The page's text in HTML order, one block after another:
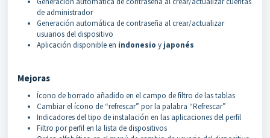
de administrador
Generación automática de contraseña al crear/actualizar
usuarios del dispositivo
Aplicación disponible en indonesio y japonés
Mejoras
Ícono de borrado añadido en el campo de filtro de las tablas
Cambiar el ícono de “refrescar” por la palabra “Refrescar”
Indicadores del tipo de instalación en las aplicaciones del perfil
Filtro por perfil en la lista de dispositivos